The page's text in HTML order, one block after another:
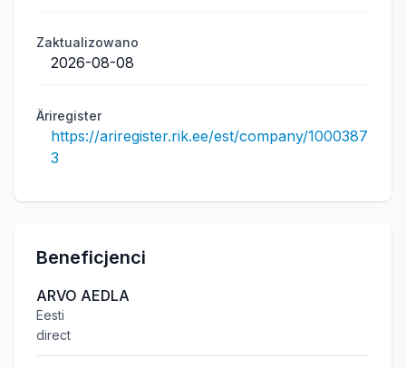
Zaktualizowano
2026-08-08
Äriregister
https://ariregister.rik.ee/est/company/1000387
3
Beneficjenci
ARVO AEDLA
Eesti
direct